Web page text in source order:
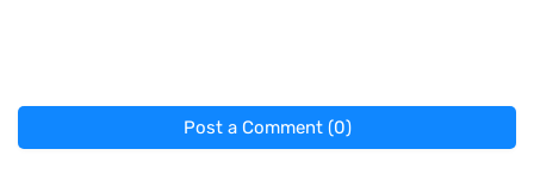
Post a Comment (0)